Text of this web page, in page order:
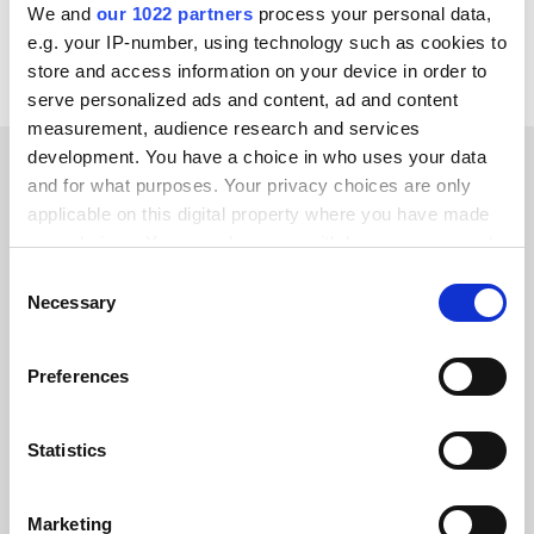
We and our 1022 partners process your personal data,
e.g. your IP-number, using technology such as cookies to
store and access information on your device in order to
serve personalized ads and content, ad and content
measurement, audience research and services
development. You have a choice in who uses your data
and for what purposes. Your privacy choices are only
applicable on this digital property where you have made
your choices. You can change or withdraw your consent
the Privacy trigger icon.
Collect information about your geographical location
Identify your device by actively scanning it for
Find out more about how your personal data is processed
Selection
Necessary
Preferences
Statistics
Marketing
ERFOLGSGESCHICHTEN UNSERER KUNDEN
Hören Sie, was unsere
zufriedenen Kunden sagen
Alumio gab uns zum ersten Mal die
wissen wir, wo alles hingehört, und